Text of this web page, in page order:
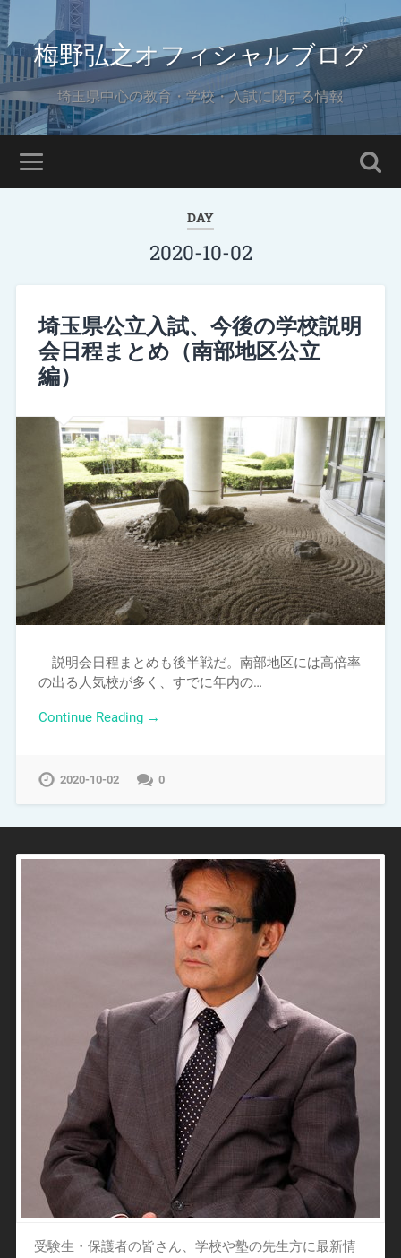
梅野弘之オフィシャルブログ
埼玉県中心の教育・学校・入試に関する情報
DAY
2020-10-02
埼玉県公立入試、今後の学校説明
会日程まとめ（南部地区公立
編）
説明会日程まとめも後半戦だ。南部地区には高倍率
の出る人気校が多く、すでに年内の…
Continue Reading →
2020-10-02 0
受験生・保護者の皆さん、学校や塾の先生方に最新情